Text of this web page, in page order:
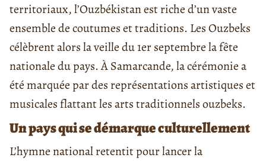
territoriaux, l’Ouzbékistan est riche d’un vaste
ensemble de coutumes et traditions. Les Ouzbeks
célèbrent alors la veille du 1er septembre la fête
nationale du pays. À Samarcande, la cérémonie a
été marquée par des représentations artistiques et
musicales flattant les arts traditionnels ouzbeks.
Un pays qui se démarque culturellement
L’hymne national retentit pour lancer la